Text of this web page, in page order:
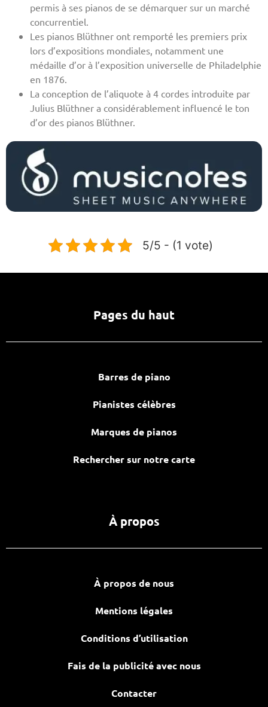
permis à ses pianos de se démarquer sur un marché
concurrentiel.
Les pianos Blüthner ont remporté les premiers prix
lors d’expositions mondiales, notamment une
médaille d’or à l’exposition universelle de Philadelphie
en 1876.
La conception de l’aliquote à 4 cordes introduite par
Julius Blüthner a considérablement influencé le ton
d’or des pianos Blüthner.
5/5 - (1 vote)
Pages du haut
Barres de piano
Pianistes célèbres
Marques de pianos
Rechercher sur notre carte
À propos
À propos de nous
Mentions légales
Conditions d’utilisation
Fais de la publicité avec nous
Contacter